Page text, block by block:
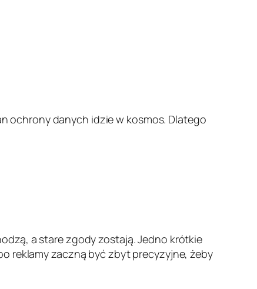
ochrony danych idzie w kosmos. Dlatego
a stare zgody zostają. Jedno krótkie
reklamy zaczną być zbyt precyzyjne, żeby